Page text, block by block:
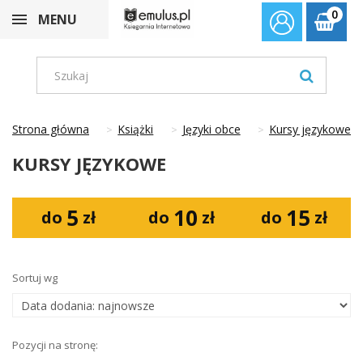
0
MENU
Strona główna Książki Języki obce Kursy językowe
KURSY JĘZYKOWE
do 5 zł do 10 zł do 15 zł
Sortuj wg
Pozycji na stronę: